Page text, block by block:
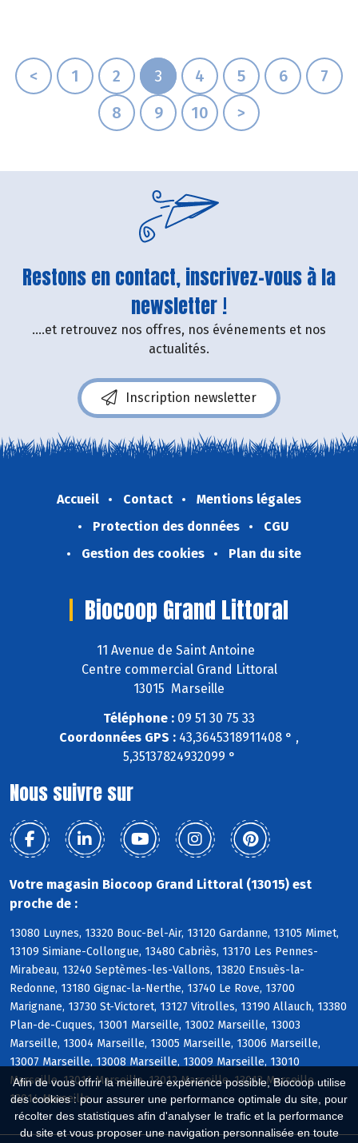
Afin de vous offrir la meilleure expérience possible, Biocoop utilise
des cookies : pour assurer une performance optimale du site, pour
récolter des statistiques afin d'analyser le trafic et la performance
du site et vous proposer une navigation personnalisée en toute
< 1 2 3 4 5 6
7
8
9 10 >
Restons en contact, inscrivez-vous à la
newsletter !
....et retrouvez nos offres, nos événements et nos
actualités.
Inscription newsletter
Accueil Contact
Mentions légales
Protection des données
CGU
Gestion des cookies
Plan du site
Biocoop Grand Littoral
11 Avenue de Saint Antoine
Centre commercial Grand Littoral
13015 Marseille
Téléphone : 09 51 30 75 33
Coordonnées GPS : 43,3645318911408 ° ,
5,35137824932099 °
Nous suivre sur
Votre magasin Biocoop Grand Littoral (13015) est
proche de :
13080 Luynes, 13320 Bouc-Bel-Air, 13120 Gardanne, 13105 Mimet,
13109 Simiane-Collongue, 13480 Cabriès, 13170 Les Pennes-
Mirabeau, 13240 Septèmes-les-Vallons, 13820 Ensuès-la-
Redonne, 13180 Gignac-la-Nerthe, 13740 Le Rove, 13700
Marignane, 13730 St-Victoret, 13127 Vitrolles, 13190 Allauch, 13380
Plan-de-Cuques, 13001 Marseille, 13002 Marseille, 13003
Marseille, 13004 Marseille, 13005 Marseille, 13006 Marseille,
13007 Marseille, 13008 Marseille, 13009 Marseille, 13010
Marseille, 13011 Marseille, 13012 Marseille, 13013 Marseille,
13014 Marseille